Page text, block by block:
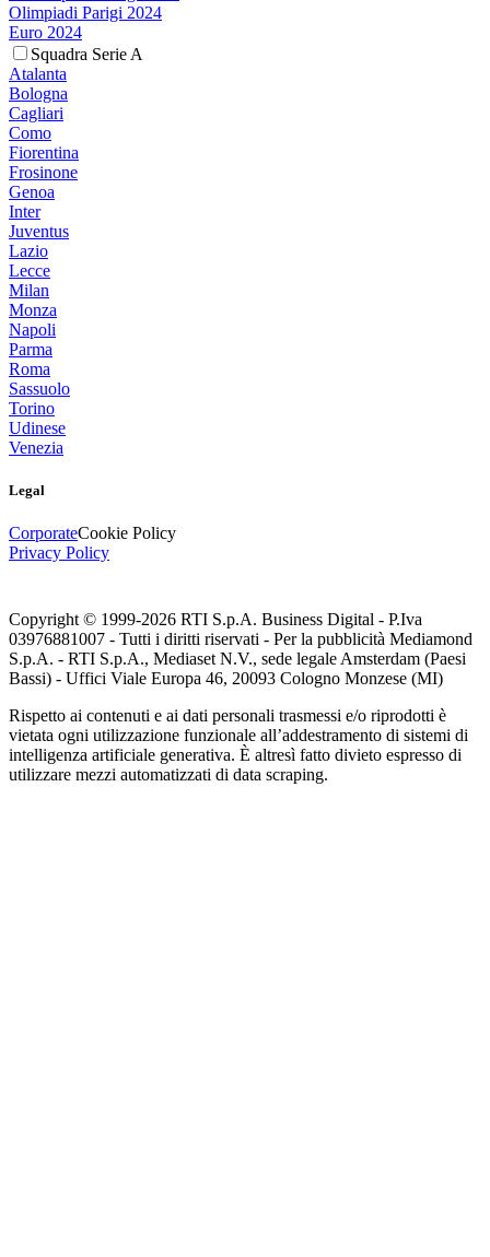
Olimpiadi Parigi 2024
Euro 2024
Squadra Serie A
Atalanta
Bologna
Cagliari
Como
Fiorentina
Frosinone
Genoa
Inter
Juventus
Lazio
Lecce
Milan
Monza
Napoli
Parma
Roma
Sassuolo
Torino
Udinese
Venezia
Legal
CorporateCookie Policy
Privacy Policy
Copyright © 1999-2026 RTI S.p.A. Business Digital - P.Iva
03976881007 - Tutti i diritti riservati - Per la pubblicità Mediamond
S.p.A. - RTI S.p.A., Mediaset N.V., sede legale Amsterdam (Paesi
Bassi) - Uffici Viale Europa 46, 20093 Cologno Monzese (MI)
Rispetto ai contenuti e ai dati personali trasmessi e/o riprodotti è
vietata ogni utilizzazione funzionale all’addestramento di sistemi di
intelligenza artificiale generativa. È altresì fatto divieto espresso di
utilizzare mezzi automatizzati di data scraping.